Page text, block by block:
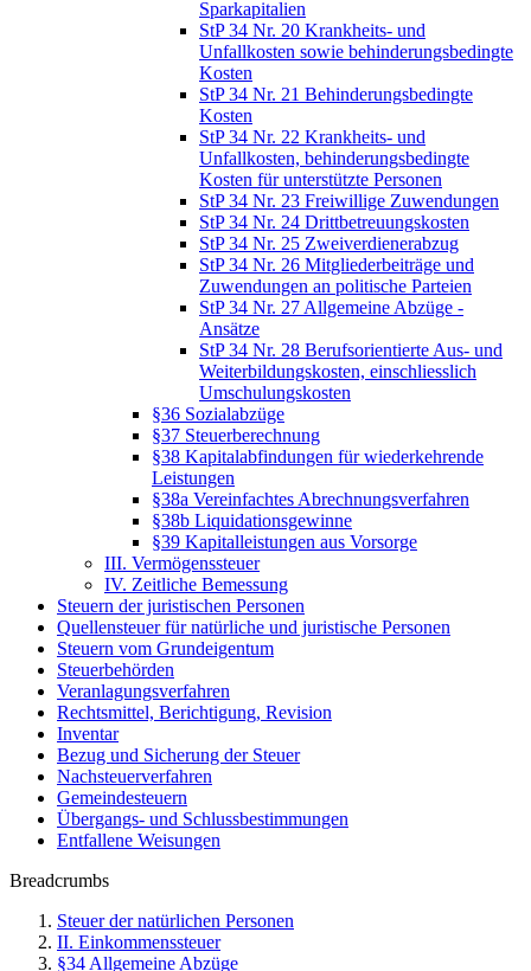
Sparkapitalien
StP 34 Nr. 20 Krankheits- und
Unfallkosten sowie behinderungsbedingte
Kosten
StP 34 Nr. 21 Behinderungsbedingte
Kosten
StP 34 Nr. 22 Krankheits- und
Unfallkosten, behinderungsbedingte
Kosten für unterstützte Personen
StP 34 Nr. 23 Freiwillige Zuwendungen
StP 34 Nr. 24 Drittbetreuungskosten
StP 34 Nr. 25 Zweiverdienerabzug
StP 34 Nr. 26 Mitgliederbeiträge und
Zuwendungen an politische Parteien
StP 34 Nr. 27 Allgemeine Abzüge -
Ansätze
StP 34 Nr. 28 Berufsorientierte Aus- und
Weiterbildungskosten, einschliesslich
Umschulungskosten
§36 Sozialabzüge
§37 Steuerberechnung
§38 Kapitalabfindungen für wiederkehrende
Leistungen
§38a Vereinfachtes Abrechnungsverfahren
§38b Liquidationsgewinne
§39 Kapitalleistungen aus Vorsorge
III. Vermögenssteuer
IV. Zeitliche Bemessung
Steuern der juristischen Personen
Quellensteuer für natürliche und juristische Personen
Steuern vom Grundeigentum
Steuerbehörden
Veranlagungsverfahren
Rechtsmittel, Berichtigung, Revision
Inventar
Bezug und Sicherung der Steuer
Nachsteuerverfahren
Gemeindesteuern
Übergangs- und Schlussbestimmungen
Entfallene Weisungen
Breadcrumbs
Steuer der natürlichen Personen
II. Einkommenssteuer
§34 Allgemeine Abzüge